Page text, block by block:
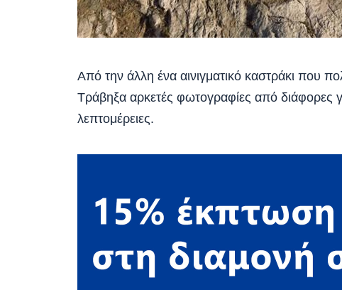
Από την άλλη ένα αινιγματικό καστράκι που
Τράβηξα αρκετές φωτογραφίες από διάφορες
λεπτομέρειες.